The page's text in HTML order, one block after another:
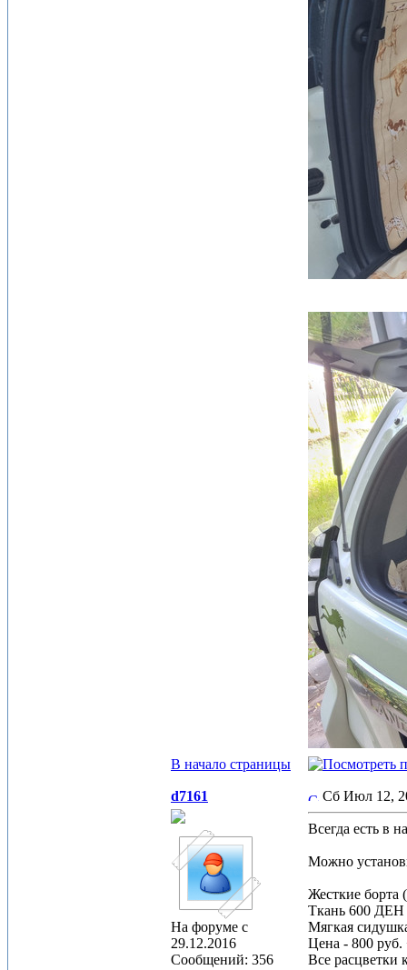
В начало страницы
d7161
На форуме с
29.12.2016
Сообщений: 356
Сб Июл 12,
Всегда есть в
Можно
Жесткие борта
Ткань 600 ДЕН
Мягкая
Цена - 800 руб.
Все расцветки